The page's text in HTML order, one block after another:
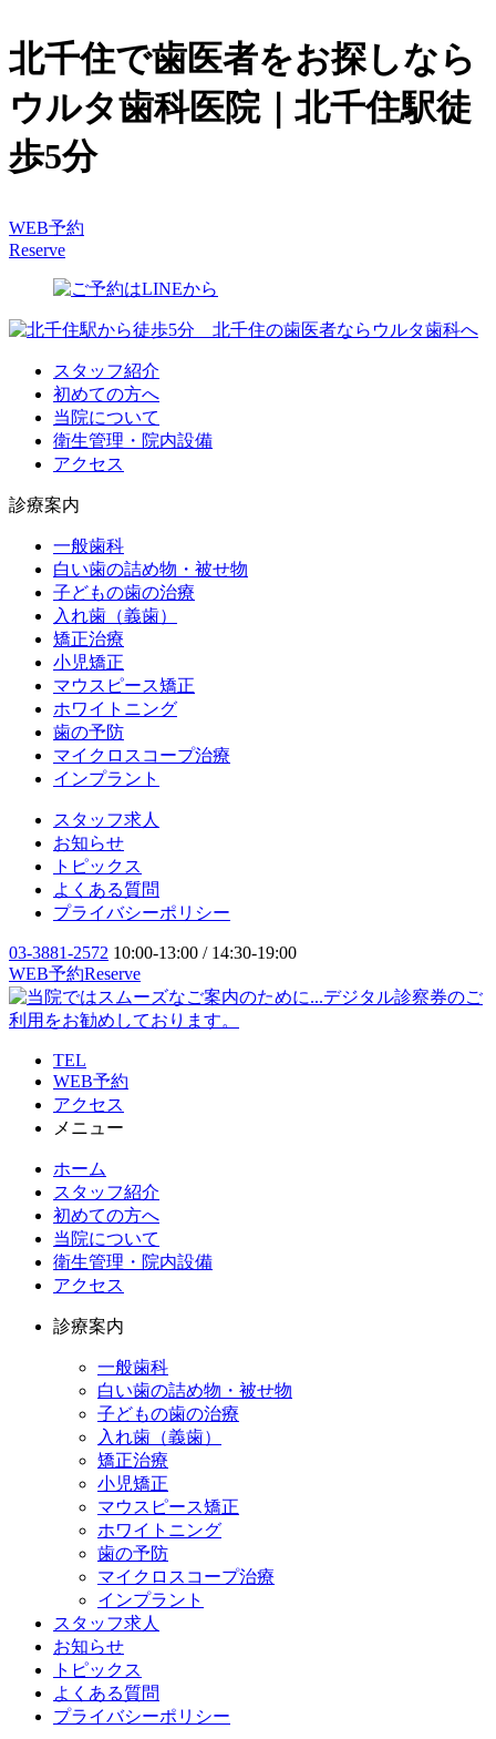
北千住で歯医者をお探しなら
ウルタ歯科医院｜北千住駅徒
歩5分
WEB予約
Reserve
スタッフ紹介
初めての方へ
当院について
衛生管理・院内設備
アクセス
診療案内
一般歯科
白い歯の詰め物・被せ物
子どもの歯の治療
入れ歯（義歯）
矯正治療
小児矯正
マウスピース矯正
ホワイトニング
歯の予防
マイクロスコープ治療
インプラント
スタッフ求人
お知らせ
トピックス
よくある質問
プライバシーポリシー
03-3881-2572 10:00-13:00 / 14:30-19:00
WEB予約Reserve
TEL
WEB予約
アクセス
メニュー
ホーム
スタッフ紹介
初めての方へ
当院について
衛生管理・院内設備
アクセス
診療案内
一般歯科
白い歯の詰め物・被せ物
子どもの歯の治療
入れ歯（義歯）
矯正治療
小児矯正
マウスピース矯正
ホワイトニング
歯の予防
マイクロスコープ治療
インプラント
スタッフ求人
お知らせ
トピックス
よくある質問
プライバシーポリシー